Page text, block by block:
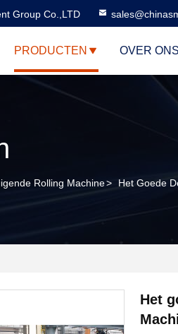
Group Co.,LTD
PRODUCTEN OVER ONS
Rolling Machine> Het Goede
Het